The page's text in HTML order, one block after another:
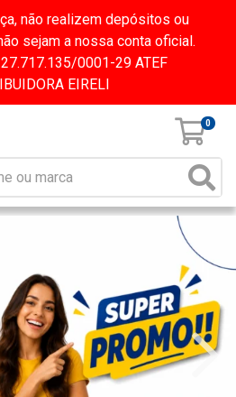
não realizem depósitos ou
sejam a nossa conta oficial.
0001-29 ATEF
EIRELI
0